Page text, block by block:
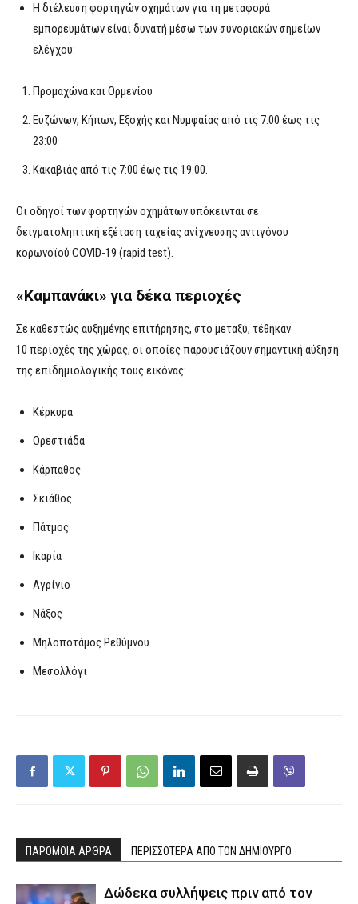
Η διέλευση φορτηγών οχημάτων για τη μεταφορά
εμπορευμάτων είναι δυνατή μέσω των συνοριακών σημείων
ελέγχου:
Προμαχώνα και Ορμενίου
Ευζώνων, Κήπων, Εξοχής και Νυμφαίας από τις 7:00 έως τις
23:00
Κακαβιάς από τις 7:00 έως τις 19:00.
Οι οδηγοί των φορτηγών οχημάτων υπόκεινται σε
δειγματοληπτική εξέταση ταχείας ανίχνευσης αντιγόνου
κορωνοϊού COVID-19 (rapid test).
«Καμπανάκι» για δέκα περιοχές
Σε καθεστώς αυξημένης επιτήρησης, στο μεταξύ, τέθηκαν
10 περιοχές της χώρας, οι οποίες παρουσιάζουν σημαντική αύξηση
της επιδημιολογικής τους εικόνας:
Κέρκυρα
Ορεστιάδα
Κάρπαθος
Σκιάθος
Πάτμος
Ικαρία
Αγρίνιο
Νάξος
Μηλοποτάμος Ρεθύμνου
Μεσολλόγι
ΠΑΡΟΜΟΙΑ ΑΡΘΡΑ ΠΕΡΙΣΣΟΤΕΡΑ ΑΠΟ ΤΟΝ ΔΗΜΙΟΥΡΓΟ
Δώδεκα συλλήψεις πριν από τον